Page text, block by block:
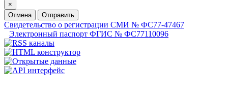
×
Отмена
Отправить
Свидетельство о регистрации СМИ № ФС77-47467
Электронный паспорт ФГИС № ФС77110096